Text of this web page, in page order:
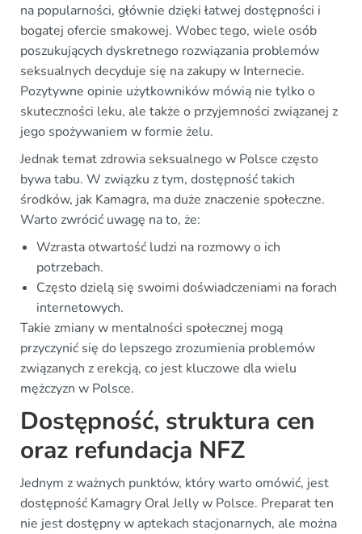
na popularności, głównie dzięki łatwej dostępności i
bogatej ofercie smakowej. Wobec tego, wiele osób
poszukujących dyskretnego rozwiązania problemów
seksualnych decyduje się na zakupy w Internecie.
Pozytywne opinie użytkowników mówią nie tylko o
skuteczności leku, ale także o przyjemności związanej z
jego spożywaniem w formie żelu.
Jednak temat zdrowia seksualnego w Polsce często
bywa tabu. W związku z tym, dostępność takich
środków, jak Kamagra, ma duże znaczenie społeczne.
Warto zwrócić uwagę na to, że:
Wzrasta otwartość ludzi na rozmowy o ich
potrzebach.
Często dzielą się swoimi doświadczeniami na forach
internetowych.
Takie zmiany w mentalności społecznej mogą
przyczynić się do lepszego zrozumienia problemów
związanych z erekcją, co jest kluczowe dla wielu
mężczyzn w Polsce.
Dostępność, struktura cen
oraz refundacja NFZ
Jednym z ważnych punktów, który warto omówić, jest
dostępność Kamagry Oral Jelly w Polsce. Preparat ten
nie jest dostępny w aptekach stacjonarnych, ale można